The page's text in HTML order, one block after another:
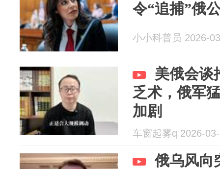
令“追捕”俄
小小科普员 2026-
美俄会谈
乏术，俄军
加剧
车窗起雾q 2026-
俄乌风向